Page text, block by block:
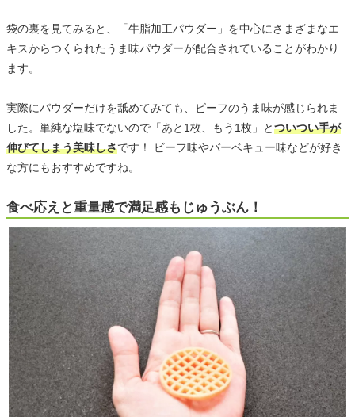
袋の裏を見てみると、「牛脂加工パウダー」を中心にさまざまなエ
キスからつくられたうま味パウダーが配合されていることがわかり
ます。
実際にパウダーだけを舐めてみても、ビーフのうま味が感じられま
した。単純な塩味でないので「あと1枚、もう1枚」とついつい手が
伸びてしまう美味しさです！ ビーフ味やバーベキュー味などが好き
な方にもおすすめですね。
食べ応えと重量感で満足感もじゅうぶん！